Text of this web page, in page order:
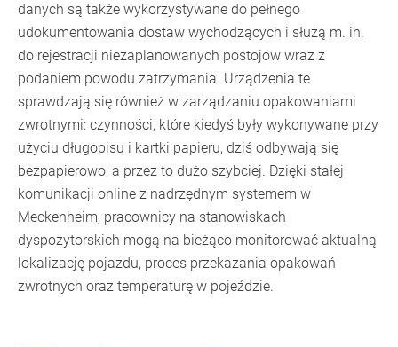
danych są także wykorzystywane do pełnego
udokumentowania dostaw wychodzących i służą m. in.
do rejestracji niezaplanowanych postojów wraz z
podaniem powodu zatrzymania. Urządzenia te
sprawdzają się również w zarządzaniu opakowaniami
zwrotnymi: czynności, które kiedyś były wykonywane przy
użyciu długopisu i kartki papieru, dziś odbywają się
bezpapierowo, a przez to dużo szybciej. Dzięki stałej
komunikacji online z nadrzędnym systemem w
Meckenheim, pracownicy na stanowiskach
dyspozytorskich mogą na bieżąco monitorować aktualną
lokalizację pojazdu, proces przekazania opakowań
zwrotnych oraz temperaturę w pojeździe.